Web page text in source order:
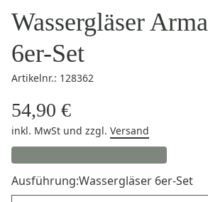
Wassergläser
6er-Set
Artikelnr.: 128362
54,90 €
inkl. MwSt und zzgl. Versand
Ausführung:Wassergläser 6er-Set